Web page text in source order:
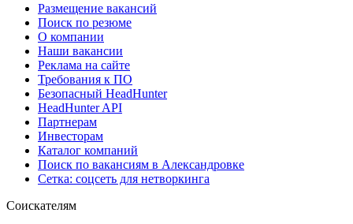
Размещение вакансий
Поиск по резюме
О компании
Наши вакансии
Реклама на сайте
Требования к ПО
Безопасный HeadHunter
HeadHunter API
Партнерам
Инвесторам
Каталог компаний
Поиск по вакансиям в Александровке
Сетка: соцсеть для нетворкинга
Соискателям